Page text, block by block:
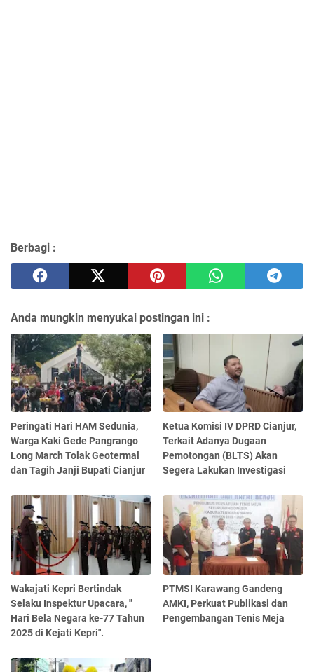
Berbagi :
Anda mungkin menyukai postingan ini :
Peringati Hari HAM Sedunia,
Warga Kaki Gede Pangrango
Long March Tolak Geotermal
dan Tagih Janji Bupati Cianjur
Ketua Komisi IV DPRD Cianjur,
Terkait Adanya Dugaan
Pemotongan (BLTS) Akan
Segera Lakukan Investigasi
Wakajati Kepri Bertindak
Selaku Inspektur Upacara, "
Hari Bela Negara ke-77 Tahun
2025 di Kejati Kepri".
PTMSI Karawang Gandeng
AMKI, Perkuat Publikasi dan
Pengembangan Tenis Meja